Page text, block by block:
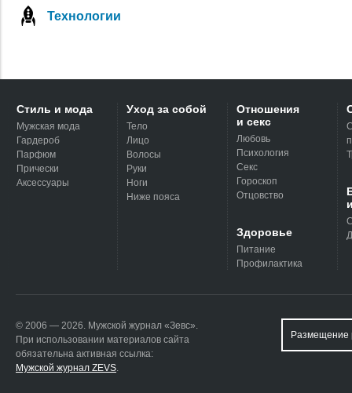
Технологии
Стиль и мода
Мужская мода
Гардероб
Парфюм
Прически
Аксессуары
Уход за собой
Тело
Лицо
Волосы
Руки
Ноги
Ниже пояса
Отношения
и секс
Любовь
Психология
Секс
Гороскоп
Отцовство
Здоровье
Питание
Профилактика
© 2006 — 2026. Мужской журнал «Зевс».
При использовании материалов сайта
обязательна активная ссылка:
Мужской журнал ZEVS.
Размещение